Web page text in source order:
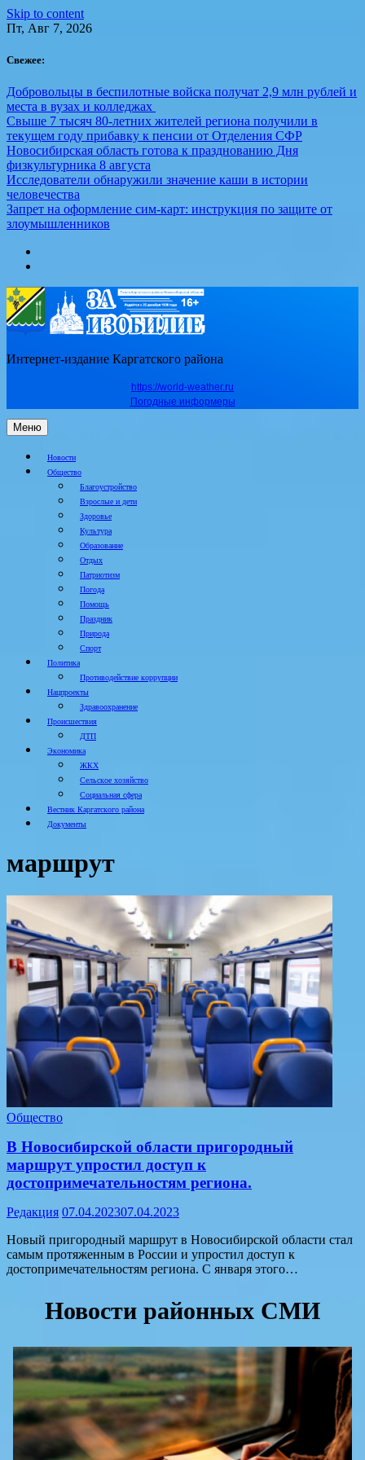
Skip to content
Пт, Авг 7, 2026
Свежее:
Добровольцы в беспилотные войска получат 2,9 млн рублей и
места в вузах и колледжах
Свыше 7 тысяч 80-летних жителей региона получили в
текущем году прибавку к пенсии от Отделения СФР
Новосибирская область готова к празднованию Дня
физкультурника 8 августа
Исследователи обнаружили значение каши в истории
человечества
Запрет на оформление сим-карт: инструкция по защите от
злоумышленников
Интернет-издание Каргатского района
https://world-weather.ru
Погодные информеры
Меню
Новости
Общество
Благоустройство
Взрослые и дети
Здоровье
Культура
Образование
Отдых
Патриотизм
Погода
Помощь
Праздник
Природа
Спорт
Политика
Противодействие коррупции
Нацпроекты
Здравоохранение
Происшествия
ДТП
Экономика
ЖКХ
Сельское хозяйство
Социальная сфера
Вестник Каргатского района
Документы
маршрут
Общество
В Новосибирской области пригородный
маршрут упростил доступ к
достопримечательностям региона.
Редакция 07.04.202307.04.2023
Новый пригородный маршрут в Новосибирской области стал
самым протяженным в России и упростил доступ к
достопримечательностям региона. С января этого…